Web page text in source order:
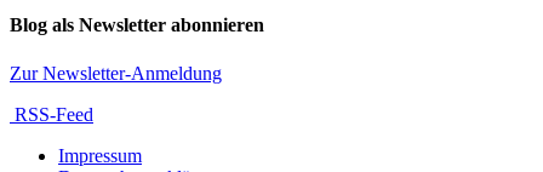
Blog als Newsletter abonnieren
Zur Newsletter-Anmeldung
RSS-Feed
Impressum